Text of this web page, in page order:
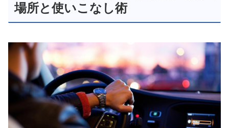
場所と使いこなし術